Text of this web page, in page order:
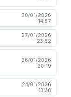
30/01/2026
14:57
27/01/2026
23:52
26/01/2026
20:19
24/01/2026
13:36